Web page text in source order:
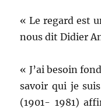
« Le regard est
nous dit Didier
« J’ai besoin
savoir qui je
(1901- 1981)